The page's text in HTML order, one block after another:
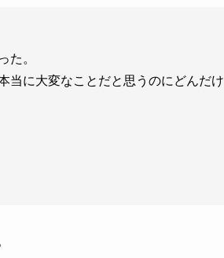
た。
当に大変なことだと思うのにどんだけ